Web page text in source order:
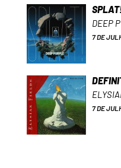
DEEP
7 DE
7 DE